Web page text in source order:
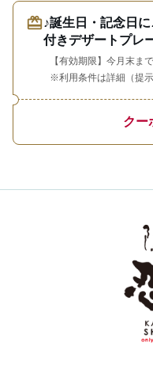
redeem♪誕生日・記念日
付きデザートプレ
【有効期限】今月末まで
※利用条件は詳細（提
クー